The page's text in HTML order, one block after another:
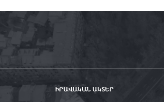
ԻՐԱՎԱԿԱՆ ԱԿՏԵՐ